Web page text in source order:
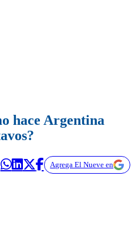
hace Argentina
Agrega El Nueve en